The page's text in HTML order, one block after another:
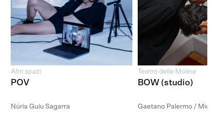
Altri spazi
POV
Núria Guiu Sagarra
Teatro delle Moline
BOW (studio)
Gaetano Palermo /